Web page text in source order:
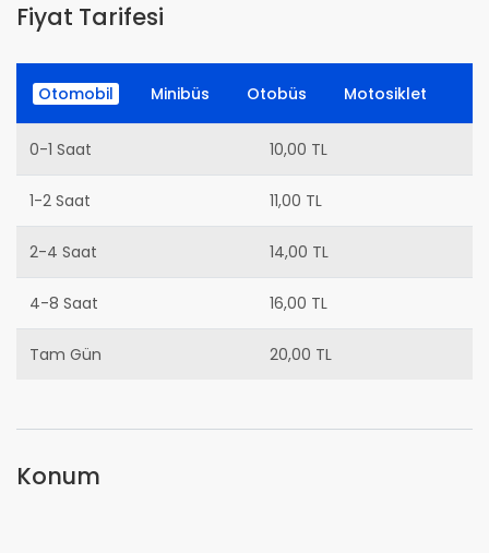
Fiyat Tarifesi
Otomobil Minibüs Otobüs Motosiklet
0-1 Saat 10,00 TL
1-2 Saat 11,00 TL
2-4 Saat 14,00 TL
4-8 Saat 16,00 TL
Tam Gün 20,00 TL
Konum